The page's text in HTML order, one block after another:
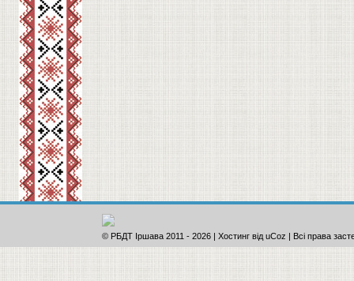
© РБДТ Іршава 2011 - 2026 | Хостинг від uCoz | Всі права